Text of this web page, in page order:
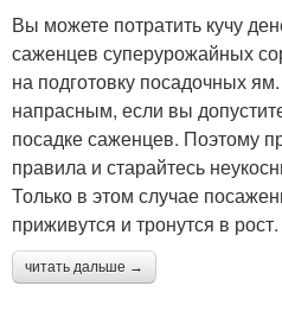
Вы можете потратить кучу
саженцев суперурожайных
на подготовку посадочных
напрасным, если вы
посадке саженцев. Поэтому
правила и старайтесь
Только в этом случае
приживутся и тронутся в рост.
читать дальше →